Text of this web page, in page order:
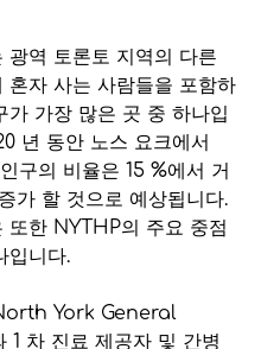
광역 토론토 지역의 다른
혼자 사는 사람들을 포함하
가 가장 많은 곳 중 하나입
년 동안 노스 요크에서
구의 비율은 15 %에서 거
가 할 것으로 예상됩니다.
또한 NYTHP의 주요 중점
입니다.
York General
차 진료 제공자 및 간병